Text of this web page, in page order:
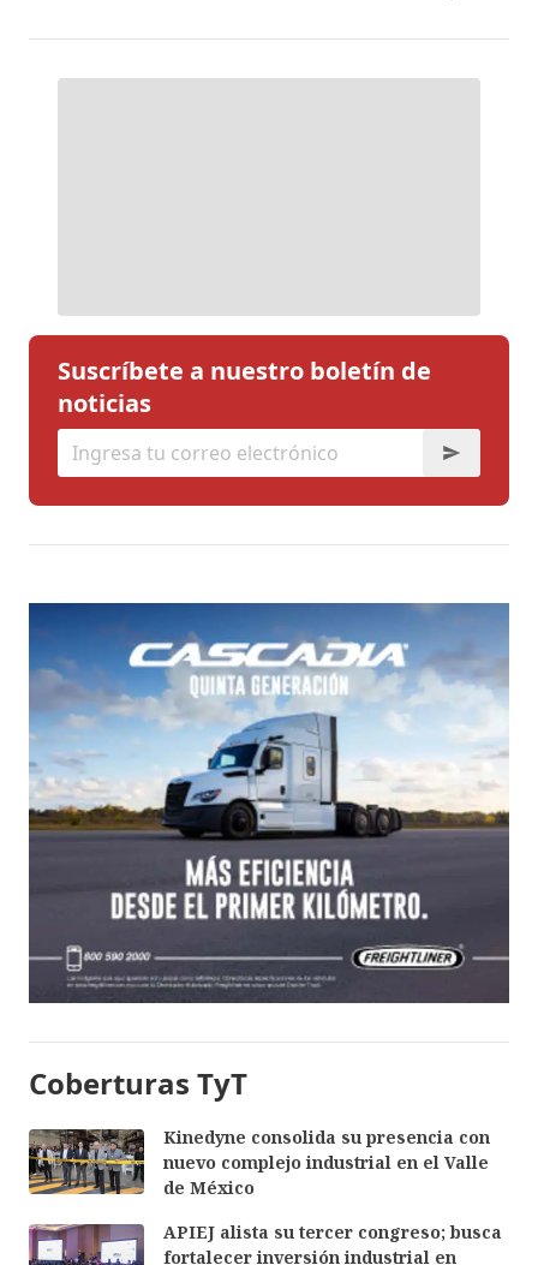
Suscríbete a nuestro boletín de
noticias
Coberturas TyT
Kinedyne consolida su presencia con
nuevo complejo industrial en el Valle
de México
APIEJ alista su tercer congreso; busca
fortalecer inversión industrial en